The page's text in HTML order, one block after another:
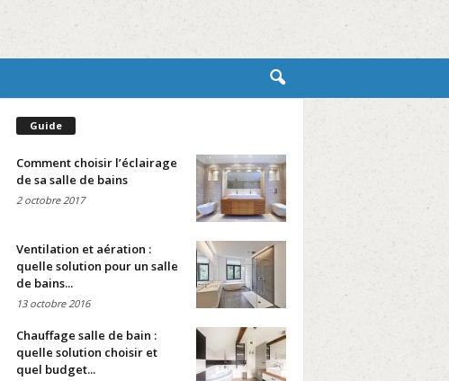
Guide
Comment choisir l’éclairage
de sa salle de bains
2 octobre 2017
Ventilation et aération :
quelle solution pour un salle
de bains...
13 octobre 2016
Chauffage salle de bain :
quelle solution choisir et
quel budget...